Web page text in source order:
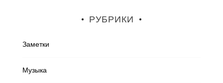
РУБРИКИ
Заметки
Музыка